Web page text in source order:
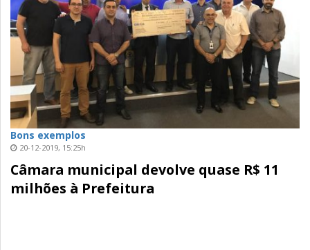
Bons exemplos
20-12-2019, 15:25h
Câmara municipal devolve quase R$ 11
milhões à Prefeitura